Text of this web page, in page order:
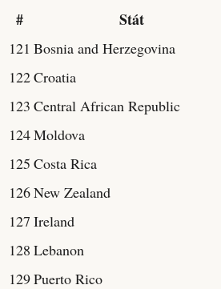
# Stát
121 Bosnia and Herzegovina
122Croatia
123 Central African Republic
124Moldova
125 Costa Rica
126New Zealand
127 Ireland
128 Lebanon
129Puerto Rico